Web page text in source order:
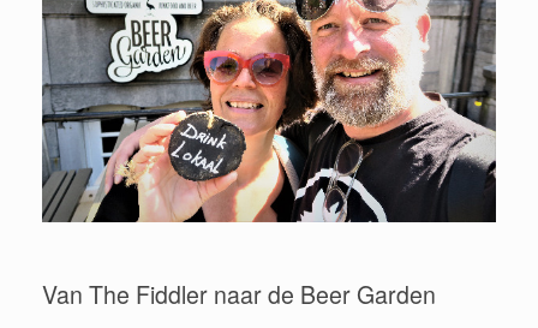
Van The Fiddler naar de Beer Garden